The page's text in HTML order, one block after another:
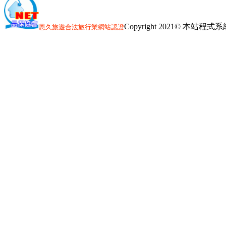
恩久旅遊合法旅行業網站認證Copyright 2021© 本站程式